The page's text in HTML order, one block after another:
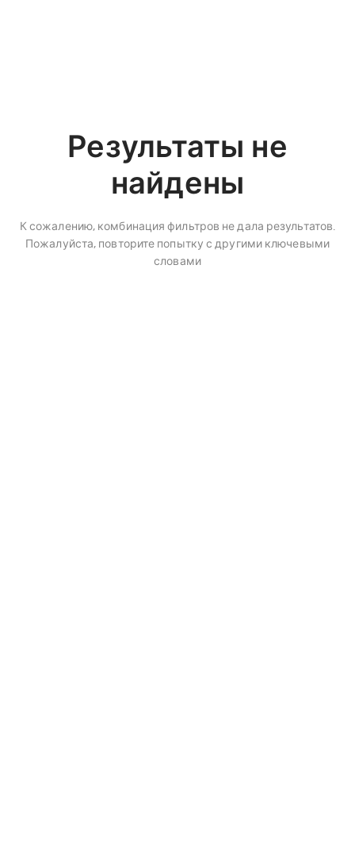
Результаты не
найдены
К сожалению, комбинация фильтров не дала результатов.
Пожалуйста, повторите попытку с другими ключевыми
словами